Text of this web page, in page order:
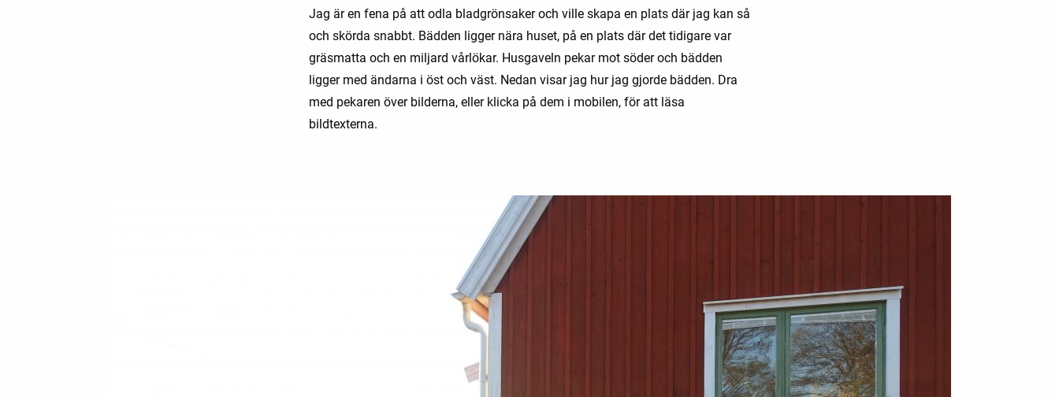
Jag är en fena på att odla bladgrönsaker och ville skapa en plats där jag kan så
och skörda snabbt. Bädden ligger nära huset, på en plats där det tidigare var
gräsmatta och en miljard vårlökar. Husgaveln pekar mot söder och bädden
ligger med ändarna i öst och väst. Nedan visar jag hur jag gjorde bädden. Dra
med pekaren över bilderna, eller klicka på dem i mobilen, för att läsa
bildtexterna.